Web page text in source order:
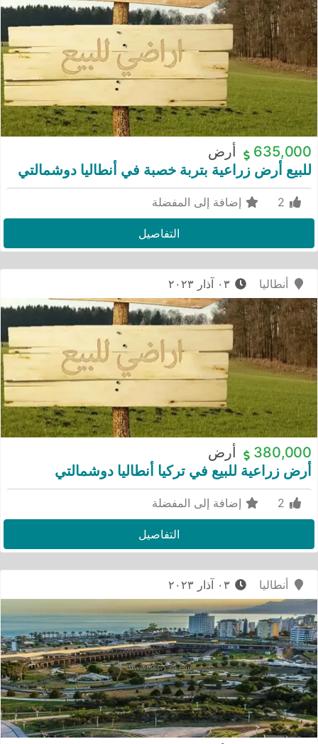
635,000
أرض
للبيع أرض زراعية بتربة خصبة في أنطاليا دوشمالتي
إضافة إلى المفضلة
التفاصيل
أنطاليا
380,000
أرض
أرض زراعية للبيع في تركيا أنطاليا دوشمالتي
إضافة إلى المفضلة
التفاصيل
أنطاليا